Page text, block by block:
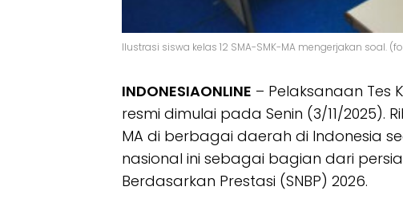
Ilustrasi siswa kelas 12 SMA-SMK-MA mengerjakan soal.
INDONESIAONLINE – Pelaksanaan Tes
resmi dimulai pada Senin (3/11/2025).
MA di berbagai daerah di Indonesia
nasional ini sebagai bagian dari
Berdasarkan Prestasi (SNBP) 2026.